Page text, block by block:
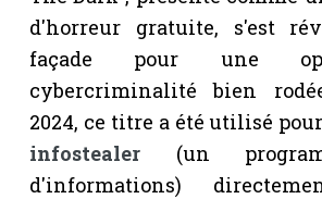
d'horreur gratuite, s'est
façade pour une
cybercriminalité bien
2024, ce titre a été utilisé
infostealer(un
d'informations)